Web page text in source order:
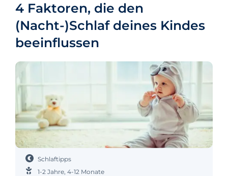
4 Faktoren, die den
(Nacht-)Schlaf deines Kindes
beeinflussen
Schlaftipps
1-2 Jahre 4-12 Monate